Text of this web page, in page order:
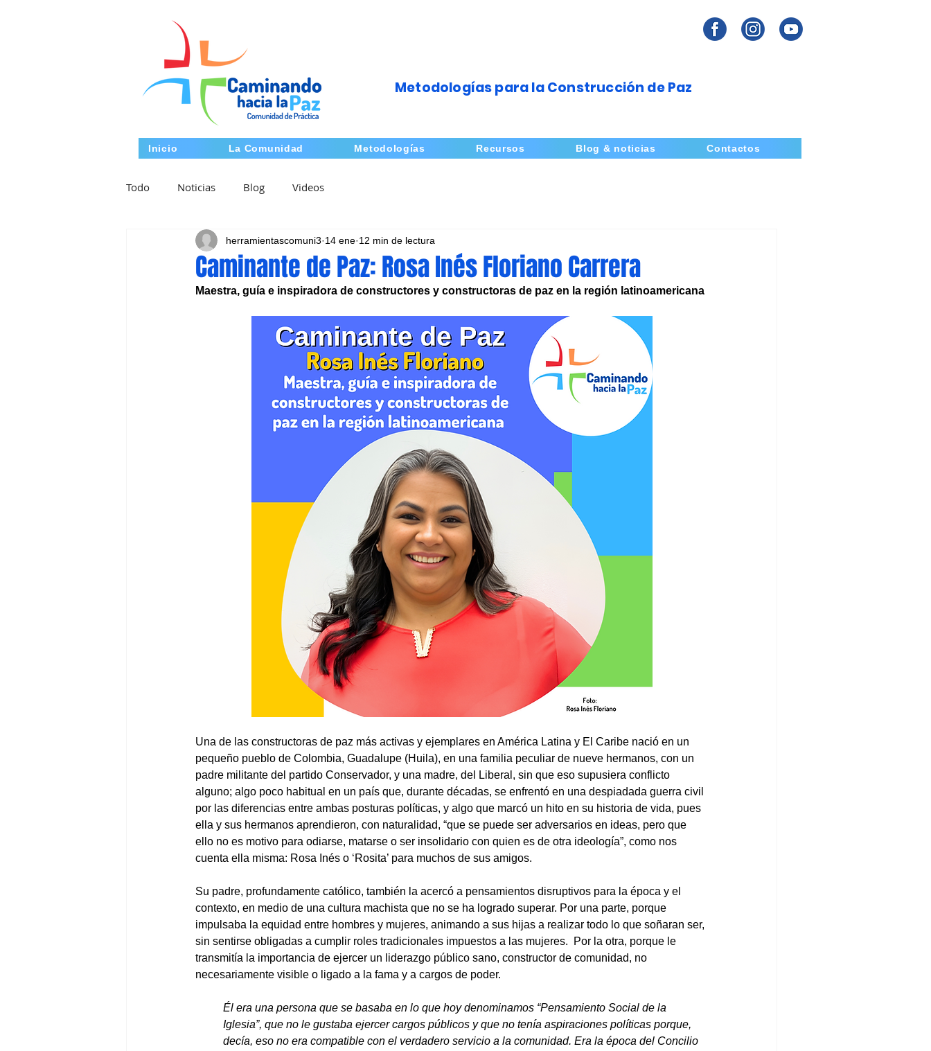
Metodologías para la Construcción de Paz
Inicio La Comunidad Metodologías Recursos Blog & noticias Contactos
Todo Noticias Blog Videos
Caminante de Paz: Rosa Inés Floriano Carrera
herramientascomuni3 14 ene 12 min de lectura
Maestra, guía e inspiradora de constructores y constructoras de paz en la región latinoamericana
Una de las constructoras de paz más activas y ejemplares en América Latina y El Caribe nació en un
pequeño pueblo de Colombia, Guadalupe (Huila), en una familia peculiar de nueve hermanos, con un
padre militante del partido Conservador, y una madre, del Liberal, sin que eso supusiera conflicto
alguno; algo poco habitual en un país que, durante décadas, se enfrentó en una despiadada guerra civil
por las diferencias entre ambas posturas políticas, y algo que marcó un hito en su historia de vida, pues
ella y sus hermanos aprendieron, con naturalidad, “que se puede ser adversarios en ideas, pero que
ello no es motivo para odiarse, matarse o ser insolidario con quien es de otra ideología”, como nos
cuenta ella misma: Rosa Inés o ‘Rosita’ para muchos de sus amigos.
Su padre, profundamente católico, también la acercó a pensamientos disruptivos para la época y el
contexto, en medio de una cultura machista que no se ha logrado superar. Por una parte, porque
impulsaba la equidad entre hombres y mujeres, animando a sus hijas a realizar todo lo que soñaran ser,
sin sentirse obligadas a cumplir roles tradicionales impuestos a las mujeres.  Por la otra, porque le
transmitía la importancia de ejercer un liderazgo público sano, constructor de comunidad, no
necesariamente visible o ligado a la fama y a cargos de poder.
Él era una persona que se basaba en lo que hoy denominamos “Pensamiento Social de la
Iglesia”, que no le gustaba ejercer cargos públicos y que no tenía aspiraciones políticas porque,
decía, eso no era compatible con el verdadero servicio a la comunidad. Era la época del Concilio